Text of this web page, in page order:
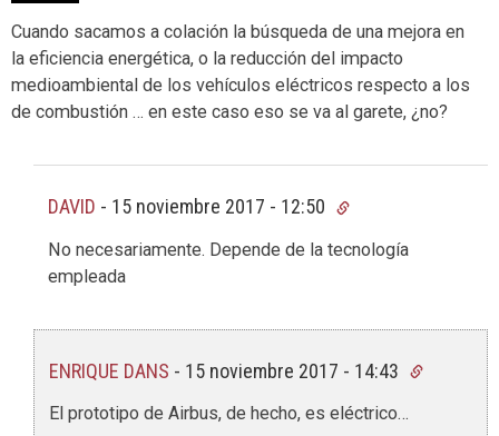
Cuando sacamos a colación la búsqueda de una mejora en
la eficiencia energética, o la reducción del impacto
medioambiental de los vehículos eléctricos respecto a los
de combustión … en este caso eso se va al garete, ¿no?
DAVID - 15 noviembre 2017 - 12:50
No necesariamente. Depende de la tecnología
empleada
ENRIQUE DANS - 15 noviembre 2017 - 14:43
El prototipo de Airbus, de hecho, es eléctrico…